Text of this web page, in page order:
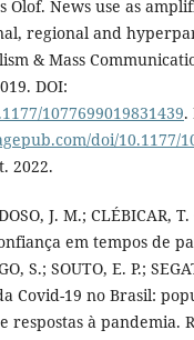
Olof. News use as
regional and
& Mass
DOI:
1077699019831439.
doi/10.1177/
2022.
J. M.; CLÉBICAR,
em tempos de
S.; SOUTO, E. P.;
Covid-19 no Brasil:
respostas à pandemia.